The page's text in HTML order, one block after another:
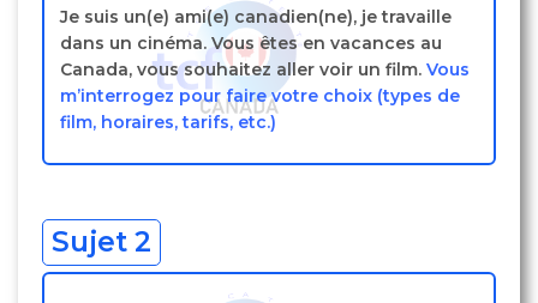
Je suis un(e) ami(e) canadien(ne), je travaille
dans un cinéma. Vous êtes en vacances au
Canada, vous souhaitez aller voir un film. Vous
m’interrogez pour faire votre choix (types de
film, horaires, tarifs, etc.)
Sujet 2